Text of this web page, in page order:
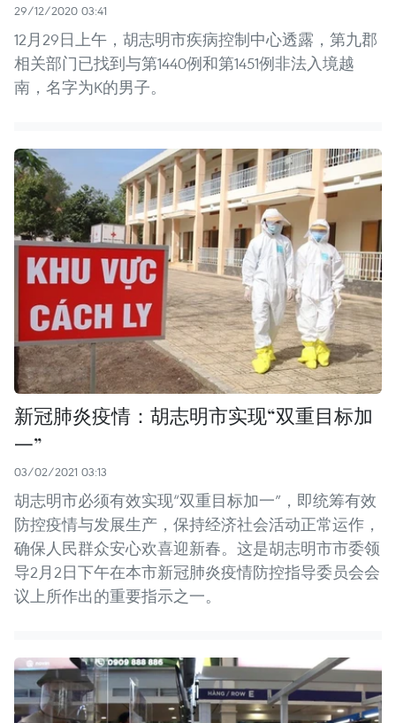
29/12/2020 03:41
12月29日上午，胡志明市疾病控制中心透露，第九郡
相关部门已找到与第1440例和第1451例非法入境越
南，名字为K的男子。
新冠肺炎疫情：胡志明市实现“双重目标加
一”
03/02/2021 03:13
胡志明市必须有效实现“双重目标加一”，即统筹有效
防控疫情与发展生产，保持经济社会活动正常运作，
确保人民群众安心欢喜迎新春。这是胡志明市市委领
导2月2日下午在本市新冠肺炎疫情防控指导委员会会
议上所作出的重要指示之一。